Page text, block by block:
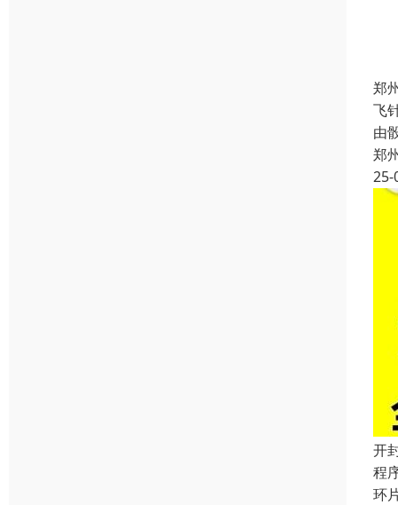
郑
飞
由
郑
25-
开
程
环